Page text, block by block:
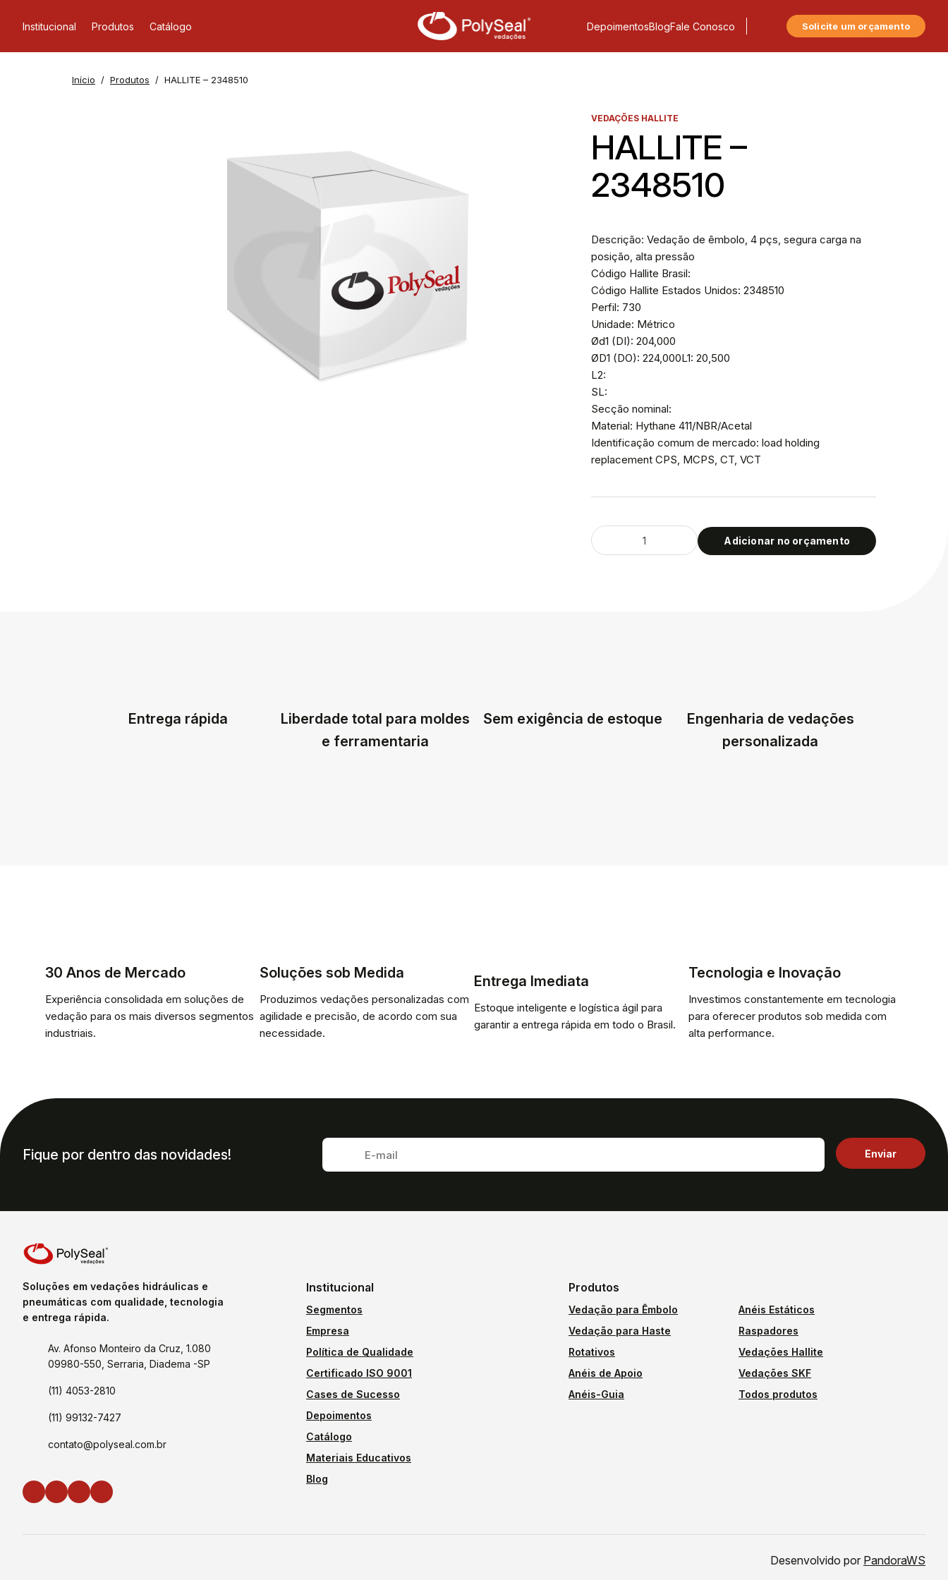
Institucional Produtos Catálogo DepoimentosBlogFale Conosco Solicite um orçamento
Início Produtos HALLITE – 2348510
VEDAÇÕES HALLITE
HALLITE –
2348510
Descrição: Vedação de êmbolo, 4 pçs, segura carga na
posição, alta pressão
Código Hallite Brasil:
Código Hallite Estados Unidos: 2348510
Perfil: 730
Unidade: Métrico
Ød1 (DI): 204,000
ØD1 (DO): 224,000L1: 20,500
L2:
SL:
Secção nominal:
Material: Hythane 411/NBR/Acetal
Identificação comum de mercado: load holding
replacement CPS, MCPS, CT, VCT
Adicionar no orçamento
Entrega rápida
Liberdade total para moldes
e ferramentaria
Sem exigência de estoque
Engenharia de vedações
personalizada
30 Anos de Mercado
Experiência consolidada em soluções de
vedação para os mais diversos segmentos
industriais.
Soluções sob Medida
Produzimos vedações personalizadas com
agilidade e precisão, de acordo com sua
necessidade.
Entrega Imediata
Estoque inteligente e logística ágil para
garantir a entrega rápida em todo o Brasil.
Tecnologia e Inovação
Investimos constantemente em tecnologia
para oferecer produtos sob medida com
alta performance.
Fique por dentro das novidades!
Soluções em vedações hidráulicas e
pneumáticas com qualidade, tecnologia
e entrega rápida.
Av. Afonso Monteiro da Cruz, 1.080
09980-550, Serraria, Diadema -SP
(11) 4053-2810
(11) 99132-7427
contato@polyseal.com.br
Institucional
Segmentos
Empresa
Política de Qualidade
Certificado ISO 9001
Cases de Sucesso
Depoimentos
Catálogo
Materiais Educativos
Blog
Produtos
Vedação para Êmbolo
Vedação para Haste
Rotativos
Anéis de Apoio
Anéis-Guia
Anéis Estáticos
Raspadores
Vedações Hallite
Vedações SKF
Todos produtos
Desenvolvido por PandoraWS